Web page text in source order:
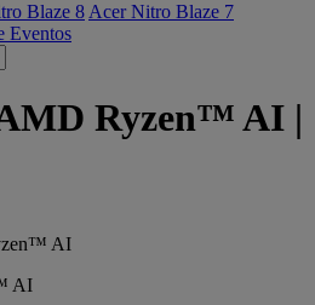
Blaze 8 Acer Nitro Blaze 7
Eventos
Ryzen™ AI |
AI
AI